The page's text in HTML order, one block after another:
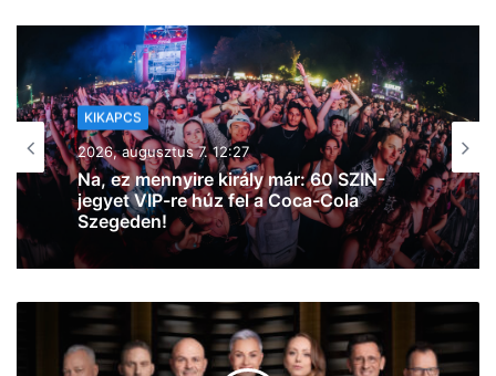
KIKAPCS
2026, augusztus 7. 11:53
borkóstoló, Wicked Week, oldtimerek az
Árkádban, kosárbajnokság és
egészségnap – mutatjuk a hétvége
KIKAPCS
2026, augusztus 7. 11:09
Ikonok és legendák: ilyet még nem látott
Szeged, különleges autócsodák
gurultak be az Árkádba